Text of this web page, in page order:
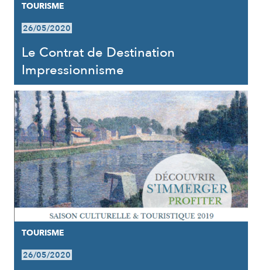
TOURISME
26/05/2020
Le Contrat de Destination
Impressionnisme
TOURISME
26/05/2020